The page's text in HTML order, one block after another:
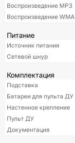
Воспроизведение MP3
Воспроизведение WMA
Питание
Источник питания
Сетевой шнур
Комплектация
Подставка
Батареи для пульта ДУ
Настенное крепление
Пульт ДУ
Документация